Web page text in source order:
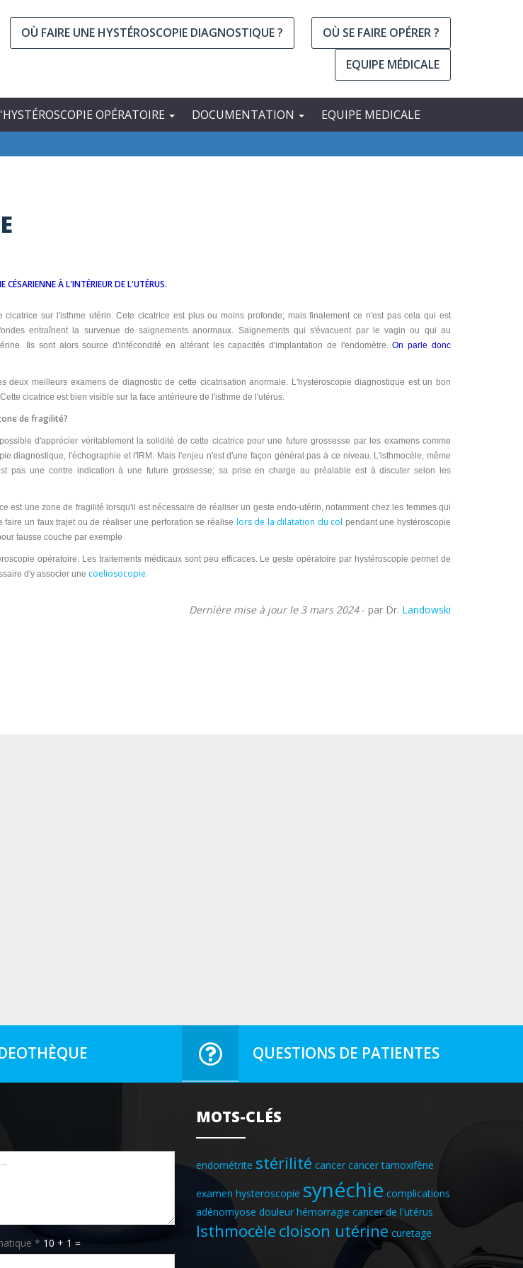
OÙ FAIRE UNE HYSTÉROSCOPIE DIAGNOSTIQUE ? OÙ SE FAIRE OPÉRER ?
EQUIPE MÉDICALE
OPÉRATOIRE DOCUMENTATION EQUIPE MEDICALE
CÉSARIENNE À L'INTÉRIEUR DE L'UTÉRUS.
cicatrice sur l'isthme utérin. Cete cicatrice est plus ou moins profonde; mais finalement ce n'est pas cela qui est
entraînent la survenue de saignements anormaux. Saignements qui s'évacuent par le vagin ou qui au
Ils sont alors source d'infécondité en altérant les capacités d'implantation de l'endomètre.On parle donc
deux meilleurs examens de diagnostic de cette cicatrisation anormale. L'hystéroscopie diagnostique est un bon
cicatrice est bien visible sur la face antérieure de l'isthme de l'utérus.
de fragilité?
possible d'apprécier véritablement la solidité de cette cicatrice pour une future grossesse par les examens comme
diagnostique, l'échographie et l'IRM. Mais l'enjeu n'est d'une façon général pas à ce niveau. L'isthmocèle, même
pas une contre indication à une future grossesse; sa prise en charge au préalable est à discuter selon les
est une zone de fragilité lorsqu'il est nécessaire de réaliser un geste endo-utérin, notamment chez les femmes qui
faire un faux trajet ou de réaliser une perforation se réalise lors de la dilatation du col pendant une hystéroscopie
fausse couche par exemple
opératoire. Les traitements médicaux sont peu efficaces. Le geste opératoire par hystéroscopie permet de
d'y associer une coeliosocopie.
Dernière mise à jour le 3 mars 2024- par Dr. Landowski
QUESTIONS DE PATIENTES
* 10 + 1 =
MOTS-CLÉS
endométrite stérilité cancer cancer tamoxifène
examen hysteroscopie synéchie complications
adénomyose douleur hémorragie cancer de l'utérus
Isthmocèlecloison utérine curetage